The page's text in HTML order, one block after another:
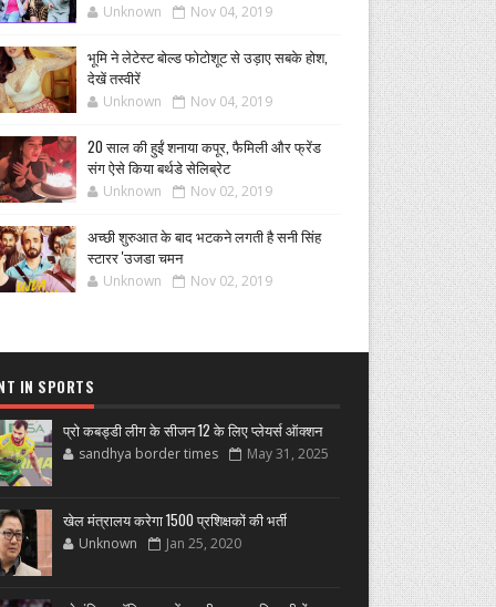
Unknown Nov 04, 2019
भूमि ने लेटेस्ट बोल्ड फोटोशूट से उड़ाए सबके होश,
देखें तस्वीरें
Unknown Nov 04, 2019
20 साल की हुईं शनाया कपूर, फैमिली और फ्रेंड
संग ऐसे किया बर्थडे सेलिब्रेट
Unknown Nov 02, 2019
अच्छी शुरुआत के बाद भटकने लगती है सनी सिंह
स्टारर 'उजडा चमन
Unknown Nov 02, 2019
IN SPORTS
प्रो कबड्डी लीग के सीजन 12 के लिए प्लेयर्स ऑक्शन
sandhya border times May 31, 2025
खेल मंत्रालय करेगा 1500 प्रशिक्षकों की भर्ती
Unknown Jan 25, 2020